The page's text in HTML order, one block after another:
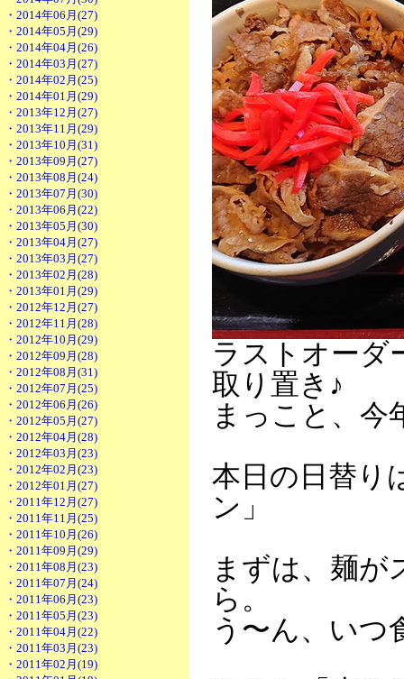
・2014年06月(27)
・2014年05月(29)
・2014年04月(26)
・2014年03月(27)
・2014年02月(25)
・2014年01月(29)
・2013年12月(27)
・2013年11月(29)
・2013年10月(31)
・2013年09月(27)
・2013年08月(24)
・2013年07月(30)
・2013年06月(22)
・2013年05月(30)
・2013年04月(27)
・2013年03月(27)
・2013年02月(28)
・2013年01月(29)
・2012年12月(27)
・2012年11月(28)
・2012年10月(29)
・2012年09月(28)
・2012年08月(31)
・2012年07月(25)
・2012年06月(26)
・2012年05月(27)
・2012年04月(28)
・2012年03月(23)
・2012年02月(23)
・2012年01月(27)
・2011年12月(27)
・2011年11月(25)
・2011年10月(26)
・2011年09月(29)
・2011年08月(23)
・2011年07月(24)
・2011年06月(23)
・2011年05月(23)
・2011年04月(22)
・2011年03月(23)
・2011年02月(19)
ラストオーダ
取り置き♪
まっこと、今
本日の日替り
ン」
まずは、麺が
ら。
う〜ん、いつ